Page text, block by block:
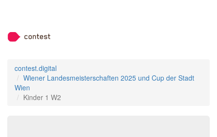
contest.digital
Wiener Landesmeisterschaften 2025 und Cup der Stadt
Wien
Kinder 1 W2